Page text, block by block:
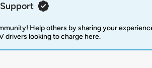
Help others by sharing your
drivers looking to charge here.